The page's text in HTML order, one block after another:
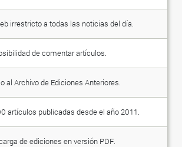
irrestricto a todas las noticias del día.
de comentar artículos.
al Archivo de Ediciones Anteriores.
artículos publicadas desde el año 2011.
de ediciones en versión PDF.